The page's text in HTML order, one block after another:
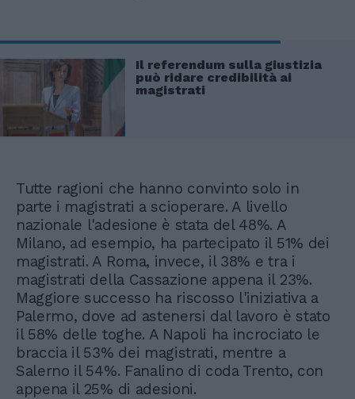
Il referendum sulla giustizia
può ridare credibilità ai
magistrati
Tutte ragioni che hanno convinto solo in
parte i magistrati a scioperare. A livello
nazionale l'adesione è stata del 48%. A
Milano, ad esempio, ha partecipato il 51% dei
magistrati. A Roma, invece, il 38% e tra i
magistrati della Cassazione appena il 23%.
Maggiore successo ha riscosso l'iniziativa a
Palermo, dove ad astenersi dal lavoro è stato
il 58% delle toghe. A Napoli ha incrociato le
braccia il 53% dei magistrati, mentre a
Salerno il 54%. Fanalino di coda Trento, con
appena il 25% di adesioni.